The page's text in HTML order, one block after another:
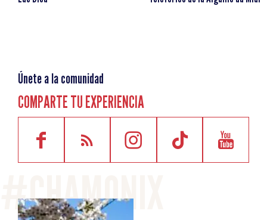
Duración del viaje de ida y vuelta
Únete a la comunidad
COMPARTE TU EXPERIENCIA